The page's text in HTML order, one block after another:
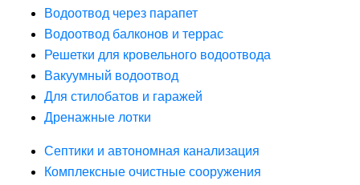
Водоотвод через парапет
Водоотвод балконов и террас
Решетки для кровельного водоотвода
Вакуумный водоотвод
Для стилобатов и гаражей
Дренажные лотки
Септики и автономная канализация
Комплексные очистные сооружения